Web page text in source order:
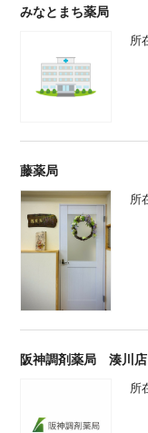
みなとまち薬局
所
藤薬局
所
阪神調剤薬局 湊川店
所